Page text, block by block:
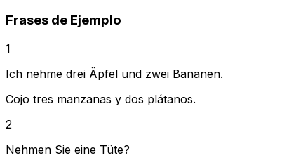
Frases de Ejemplo
1
Ich nehme drei Äpfel und zwei Bananen.
Cojo tres manzanas y dos plátanos.
2
Nehmen Sie eine Tüte?